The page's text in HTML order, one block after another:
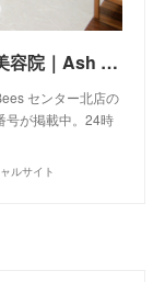
Bees センター北店｜ヘアサロン・美容院｜Ash オフィシャルサイト
センター北店の
号が掲載中。24時
ルサイト